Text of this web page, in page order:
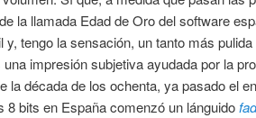
la llamada Edad de Oro del software
y, tengo la sensación, un tanto más
impresión subjetiva ayudada por la
la década de los ochenta, ya pasado el
8 bits en España comenzó un lánguido